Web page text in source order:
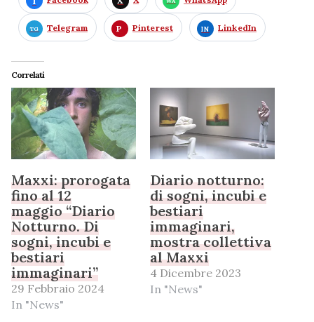
Telegram Pinterest LinkedIn
Correlati
Maxxi: prorogata
fino al 12
maggio “Diario
Notturno. Di
sogni, incubi e
bestiari
immaginari”
29 Febbraio 2024
In "News"
Diario notturno:
di sogni, incubi e
bestiari
immaginari,
mostra collettiva
al Maxxi
4 Dicembre 2023
In "News"